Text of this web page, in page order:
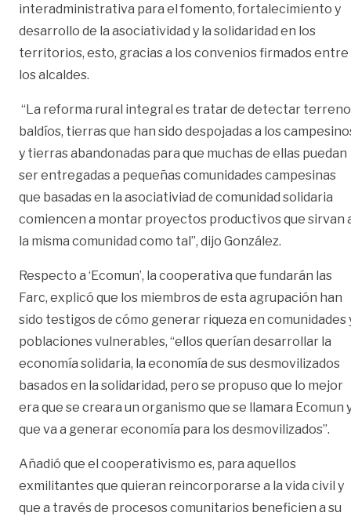
interadministrativa para el fomento, fortalecimiento y
desarrollo de la asociatividad y la solidaridad en los
territorios, esto, gracias a los convenios firmados entre
los alcaldes.
“La reforma rural integral es tratar de detectar
baldíos, tierras que han sido despojadas a los
y tierras abandonadas para que muchas de ellas puedan
ser entregadas a pequeñas comunidades campesinas
que basadas en la asociativiad de comunidad solidaria
comiencen a montar proyectos productivos que sirvan
la misma comunidad como tal”, dijo González.
Respecto a ‘Ecomun’, la cooperativa que fundarán las
Farc, explicó que los miembros de esta agrupación han
sido testigos de cómo generar riqueza en comunidades
poblaciones vulnerables, “ellos querían desarrollar la
economía solidaria, la economía de sus desmovilizados
basados en la solidaridad, pero se propuso que lo mejor
era que se creara un organismo que se llamara Ecomun
que va a generar economía para los desmovilizados”.
Añadió que el cooperativismo es, para aquellos
exmilitantes que quieran reincorporarse a la vida civil y
que a través de procesos comunitarios beneficien a su